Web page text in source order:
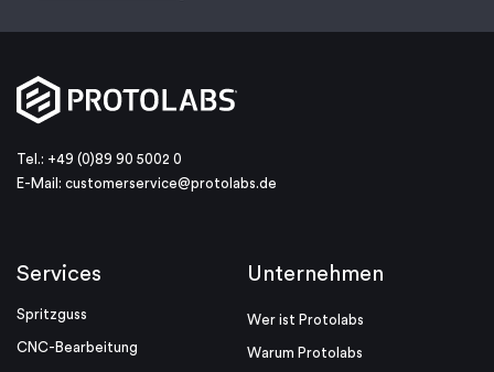
Tel.: +49 (0)89 90 5002 0
E-Mail: customerservice@protolabs.de
Services
Spritzguss
CNC-Bearbeitung
Unternehmen
Wer ist Protolabs
Warum Protolabs